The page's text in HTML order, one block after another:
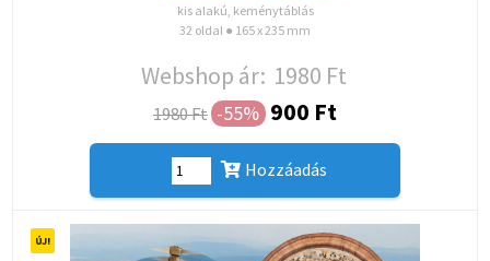
kis alakú, keménytáblás
32 oldal ● 165 x 235 mm
Webshop ár: 1980 Ft
1980 Ft -55% 900 Ft
Hozzáadás